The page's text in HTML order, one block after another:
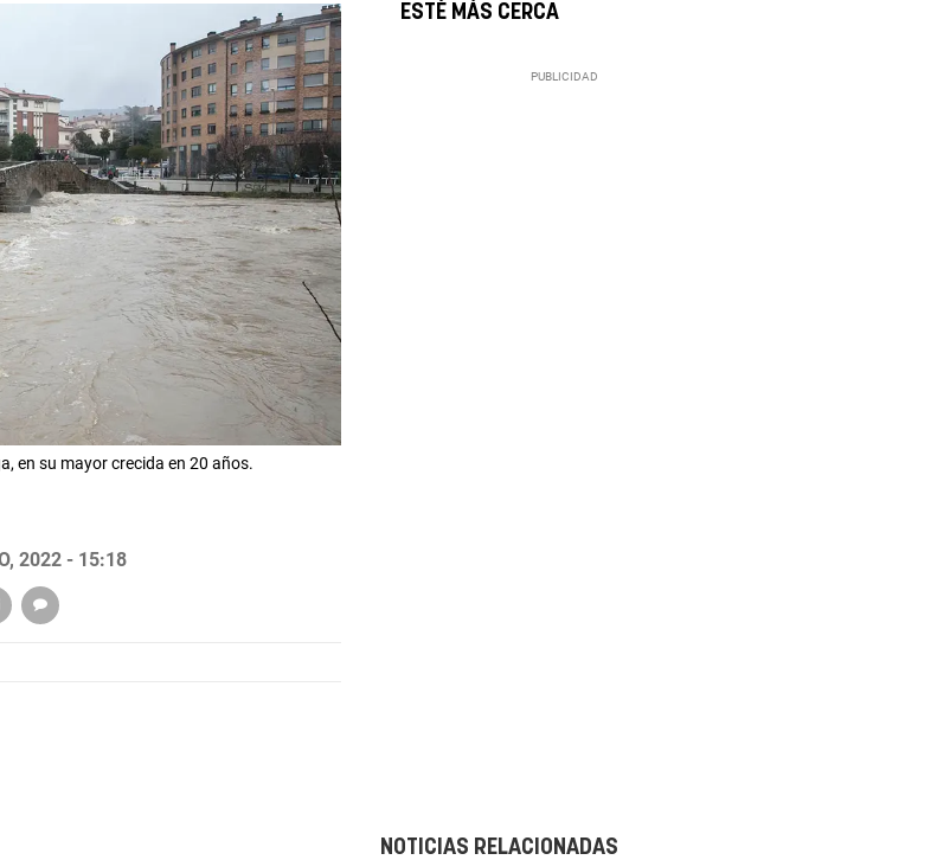
en su mayor crecida en 20 años.
2022 - 15:18
ESTÉ MÁS CERCA
NOTICIAS RELACIONADAS